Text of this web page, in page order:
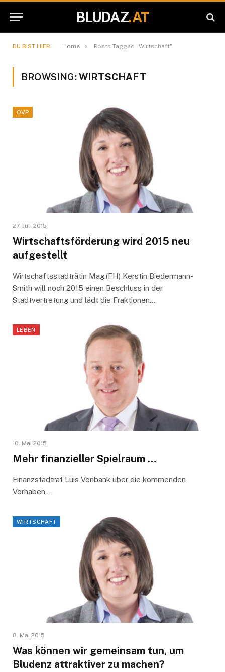
BLUDAZ.AT
DU BIST HIER: Home » Posts Tagged "Wirtschaft"
BROWSING:WIRTSCHAFT
ÖVP
27. Juli 2015
Wirtschaftsförderung wird 2015 neu
aufgestellt
Wirtschaftsstadträtin Mag.(FH) Kerstin Biedermann-
Smith will noch 2015 einen Beschluss in der
Stadtvertretung und lädt die Fraktionen…
LEBEN
10. Mai 2015
Mehr finanzieller Spielraum …
Finanzstadtrat Luis Vonbank über die kommenden
Vorhaben …
WIRTSCHAFT
8. Mai 2015
Was können wir gemeinsam tun, um
Bludenz attraktiver zu machen?